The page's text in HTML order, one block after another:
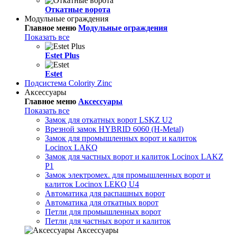
Откатные ворота
Модульные ограждения
Главное меню Модульные ограждения
Показать все
Estet Plus
Estet
Подсистема Colority Zinc
Аксессуары
Главное меню Аксессуары
Показать все
Замок для откатных ворот LSKZ U2
Врезной замок HYBRID 6060 (H-Metal)
Замок для промышленных ворот и калиток
Locinox LAKQ
Замок для частных ворот и калиток Locinox LAKZ
P1
Замок электромех. для промышленных ворот и
калиток Locinox LEKQ U4
Автоматика для распашных ворот
Автоматика для откатных ворот
Петли для промышленных ворот
Петли для частных ворот и калиток
Аксессуары